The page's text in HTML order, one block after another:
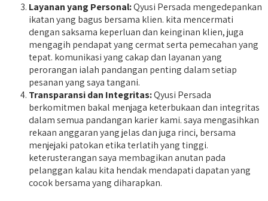
Layanan yang Personal:Qyusi Persada mengedepankan
ikatan yang bagus bersama klien. kita mencermati
dengan saksama keperluan dan keinginan klien, juga
mengagih pendapat yang cermat serta pemecahan yang
tepat. komunikasi yang cakap dan layanan yang
perorangan ialah pandangan penting dalam setiap
pesanan yang saya tangani.
Transparansi dan Integritas:Qyusi Persada
berkomitmen bakal menjaga keterbukaan dan integritas
dalam semua pandangan karier kami. saya mengasihkan
rekaan anggaran yang jelas dan juga rinci, bersama
menjejaki patokan etika terlatih yang tinggi.
keterusterangan saya membagikan anutan pada
pelanggan kalau kita hendak mendapati dapatan yang
cocok bersama yang diharapkan.